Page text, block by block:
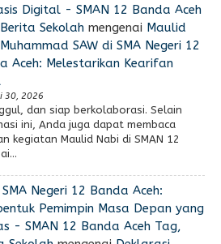
Digital - SMAN 12 Banda Aceh
Sekolahmengenai Maulid
SAW di SMA Negeri 12
Aceh: Melestarikan Kearifan
30, 2026
dan siap berkolaborasi. Selain
ini, Anda juga dapat membaca
kegiatan Maulid Nabi di SMAN 12
SMA Negeri 12 Banda Aceh:
Pemimpin Masa Depan yang
- SMAN 12 Banda Aceh Tag,